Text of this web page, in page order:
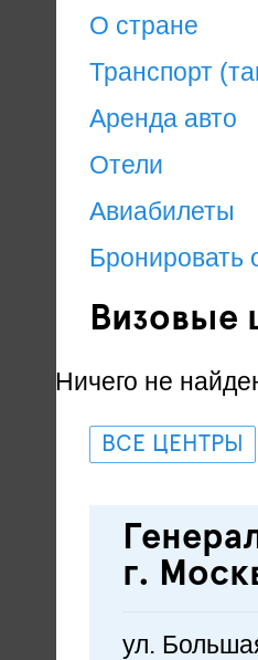
О стране
Транспорт
Аренда авто
Отели
Авиабилеты
Бронировать
Визовые
Ничего не
ВСЕ ЦЕНТРЫ
г.
ул.